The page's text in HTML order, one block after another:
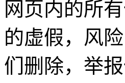
网页内的所
的虚假，风
们删除，举